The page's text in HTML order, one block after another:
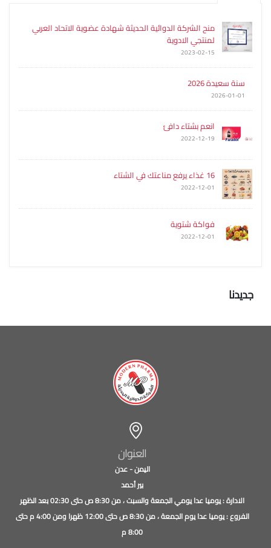
منح الشركة الدوائية الحديثة شهادة عضوية الاتحاد العربي
لمنتجي الادوية
2023-02-15
سنة سعيدة 2026
2026-01-01
انعم بشتاء دافئ
2022-12-19
16 غذاء يرفع مناعتك في الشتاء
2022-12-01
فواكة شتوية
2022-12-01
جديدنا
العنوان
اليمن - عدن
بير أحمد
الادارة : يوميا عدا يومي الجمعة والسبت ، من 8:30 ص حتى 02:30 بعد الظهر
الفروع : يوميا عدا يوم الجمعة ، من 8:30 ص حتى 12:00 ظهرا ومن 4:00 م حتى
8:00 م